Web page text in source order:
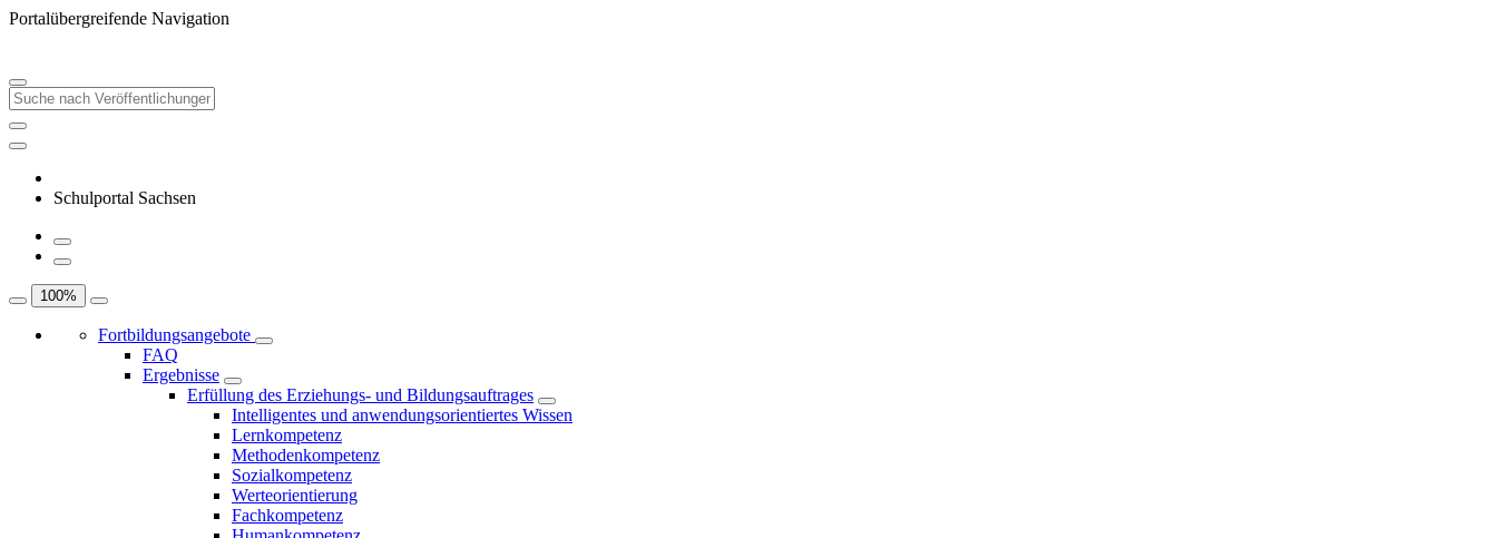
Portalübergreifende Navigation
Schulportal Sachsen
100%
Fortbildungsangebote
FAQ
Ergebnisse
Erfüllung des Erziehungs- und Bildungsauftrages
Intelligentes und anwendungsorientiertes Wissen
Lernkompetenz
Methodenkompetenz
Sozialkompetenz
Werteorientierung
Fachkompetenz